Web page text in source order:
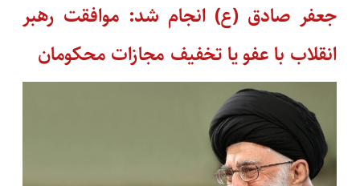
جعفر صادق (ع) انجام شد: موافقت رهبر
انقلاب با عفو یا تخفیف مجازات محکومان